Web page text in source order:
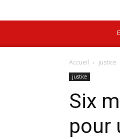
Accueil justice
justice
Six
pour